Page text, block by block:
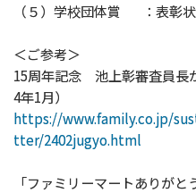
（５）学校団体賞 ：表彰状
＜ご参考＞
15周年記念 池上彰審査員長
4年1月）
https://www.family.co.jp/
tter/2402jugyo.html
「ファミリーマートありが